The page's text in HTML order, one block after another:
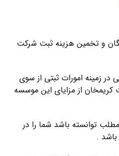
و تخمین هزینه ثبت شرکت
زمینه امورات ثبتی از سوی
کریمخان از مزایای این موسسه
توانسته باشد شما را در
.